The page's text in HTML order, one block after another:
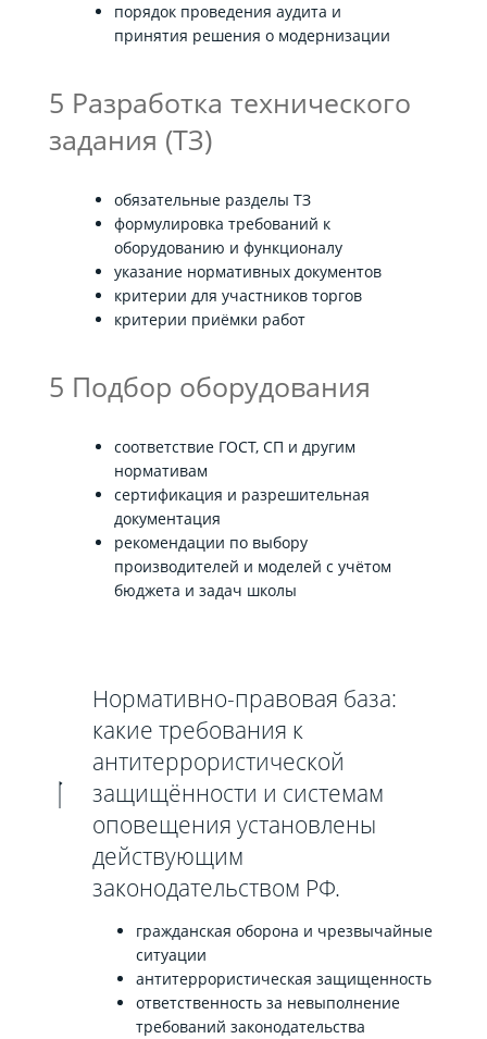
порядок проведения аудита и
принятия решения о модернизации
5 Разработка технического
задания (ТЗ)
обязательные разделы ТЗ
формулировка требований к
оборудованию и функционалу
указание нормативных документов
критерии для участников торгов
критерии приёмки работ
5 Подбор оборудования
соответствие ГОСТ, СП и другим
нормативам
сертификация и разрешительная
документация
рекомендации по выбору
производителей и моделей с учётом
бюджета и задач школы
Нормативно-правовая база:
какие требования к
антитеррористической
защищённости и системам
оповещения установлены
действующим
законодательством РФ.
гражданская оборона и чрезвычайные
ситуации
антитеррористическая защищенность
ответственность за невыполнение
требований законодательства